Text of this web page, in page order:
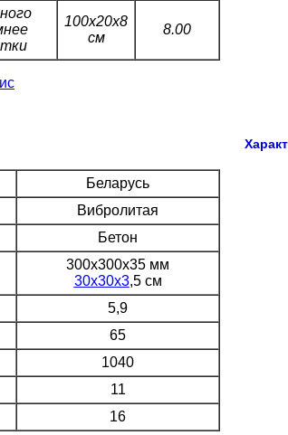
100х20х8
см
8.00
Беларусь
Вибролитая
Бетон
300х300х35 мм
30х30х3,5 см
5,9
65
1040
11
16